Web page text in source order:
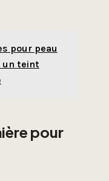
pour peau
un teint
pour